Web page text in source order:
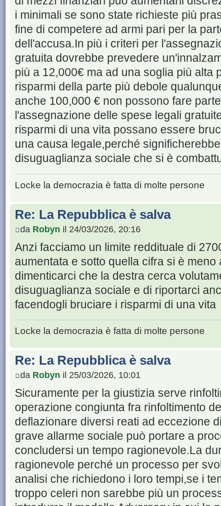
i minimali se sono state richieste più
fine di competere ad armi pari per la
dell'accusa.In più i criteri per
gratuita dovrebbe prevedere
più a 12,000€ ma ad una soglia più alta
risparmi della parte più debole
anche 100,000 € non possono fare
l'assegnazione delle spese legali
risparmi di una vita possano essere
una causa legale,perché
disuguaglianza sociale che si è
Locke la democrazia è fatta di molte persone
Re: La Repubblica è salva
da Robyn il 24/03/2026, 20:16
Anzi facciamo un limite reddituale di
aumentata e sotto quella cifra si è
dimenticarci che la destra cerca
disuguaglianza sociale e di riportarci
facendogli bruciare i risparmi di una vita
Locke la democrazia è fatta di molte persone
Re: La Repubblica è salva
da Robyn il 25/03/2026, 10:01
Sicuramente per la giustizia serve
operazione congiunta fra rinfoltimento
deflazionare diversi reati ad eccezione
grave allarme sociale può portare a
concludersi un tempo ragionevole.La
ragionevole perché un processo per
analisi che richiedono i loro tempi,se i
troppo celeri non sarebbe più un